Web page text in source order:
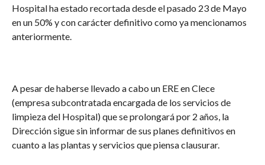
Hospital ha estado recortada desde el pasado 23 de Mayo
en un 50% y con carácter definitivo como ya mencionamos
anteriormente.
A pesar de haberse llevado a cabo un ERE en Clece
(empresa subcontratada encargada de los servicios de
limpieza del Hospital) que se prolongará por 2 años, la
Dirección sigue sin informar de sus planes definitivos en
cuanto a las plantas y servicios que piensa clausurar.